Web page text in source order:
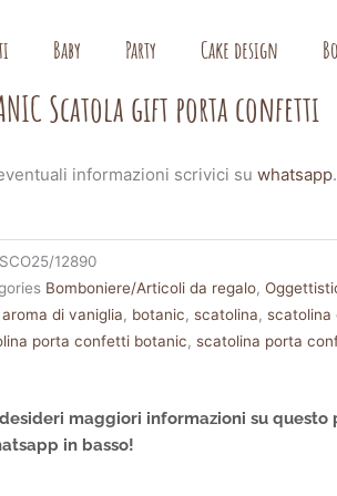
Baby Party Cake design
Scatola gift porta confetti
informazioni scrivici suwhatsapp.
SCO25/12890
Bomboniere/Articoli da regalo,
aroma di vaniglia, botanic,scatolina,scatolina
porta confetti botanic,scatolina porta
maggiori informazioni su
in basso!